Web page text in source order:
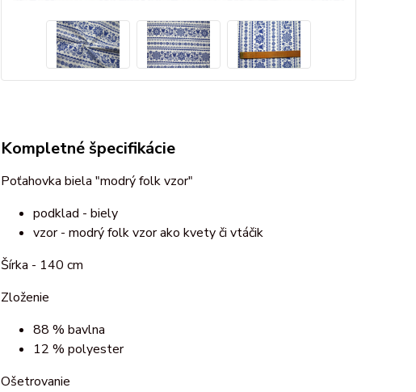
Kompletné špecifikácie
Poťahovka biela "modrý folk vzor"
podklad - biely
vzor - modrý folk vzor ako kvety či vtáčik
Šírka - 140 cm
Zloženie
88 % bavlna
12 % polyester
Ošetrovanie